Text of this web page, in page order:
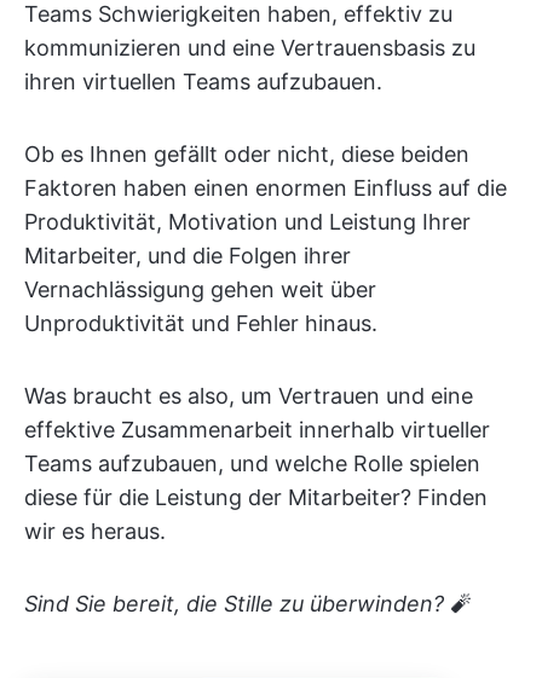
Teams Schwierigkeiten haben, effektiv zu
kommunizieren und eine Vertrauensbasis zu
ihren virtuellen Teams aufzubauen.
Ob es Ihnen gefällt oder nicht, diese beiden
Faktoren haben einen enormen Einfluss auf die
Produktivität, Motivation und Leistung Ihrer
Mitarbeiter, und die Folgen ihrer
Vernachlässigung gehen weit über
Unproduktivität und Fehler hinaus.
Was braucht es also, um Vertrauen und eine
effektive Zusammenarbeit innerhalb virtueller
Teams aufzubauen, und welche Rolle spielen
diese für die Leistung der Mitarbeiter? Finden
wir es heraus.
Sind Sie bereit, die Stille zu überwinden? 🧨